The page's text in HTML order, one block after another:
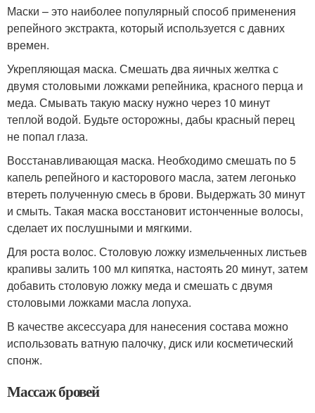
Маски – это наиболее популярный способ применения
репейного экстракта, который используется с давних
времен.
Укрепляющая маска. Смешать два яичных желтка с
двумя столовыми ложками репейника, красного перца и
меда. Смывать такую маску нужно через 10 минут
теплой водой. Будьте осторожны, дабы красный перец
не попал глаза.
Восстанавливающая маска. Необходимо смешать по 5
капель репейного и касторового масла, затем легонько
втереть полученную смесь в брови. Выдержать 30 минут
и смыть. Такая маска восстановит истонченные волосы,
сделает их послушными и мягкими.
Для роста волос. Столовую ложку измельченных листьев
крапивы залить 100 мл кипятка, настоять 20 минут, затем
добавить столовую ложку меда и смешать с двумя
столовыми ложками масла лопуха.
В качестве аксессуара для нанесения состава можно
использовать ватную палочку, диск или косметический
спонж.
Массаж бровей